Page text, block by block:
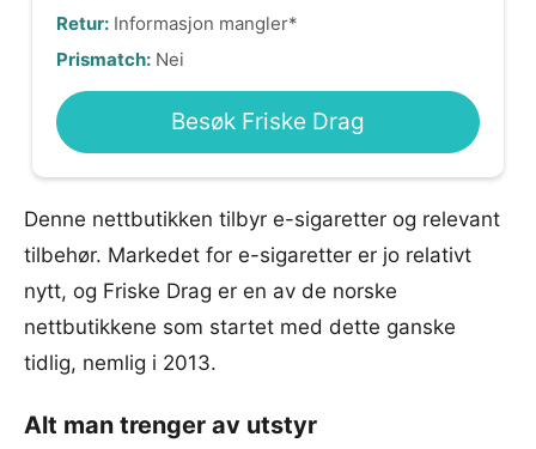
Retur: Informasjon mangler*
Prismatch: Nei
Besøk Friske Drag
Denne nettbutikken tilbyr e-sigaretter og relevant
tilbehør. Markedet for e-sigaretter er jo relativt
nytt, og Friske Drag er en av de norske
nettbutikkene som startet med dette ganske
tidlig, nemlig i 2013.
Alt man trenger av utstyr